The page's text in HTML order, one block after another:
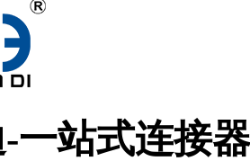
一站式连接